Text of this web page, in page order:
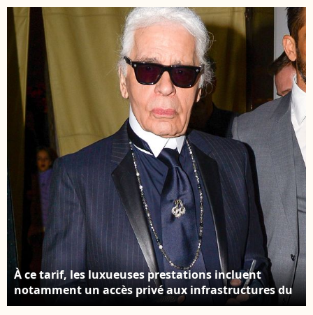
à la location entre 15
000 et 45 000 euros la
nuit, pour une durée
minimale d'une
semaine. Karl
Lagerfeld lors de la
soirée "Karl Lagerfeld's
boat" à New York, le 30
mars 2015. Agence /
Bestimage
Paris. © Olivier
Borde/Bestimage
À ce tarif, les luxueuses prestations incluent
notamment un accès privé aux infrastructures du
Monte Carlo Beach Club et une sécurité